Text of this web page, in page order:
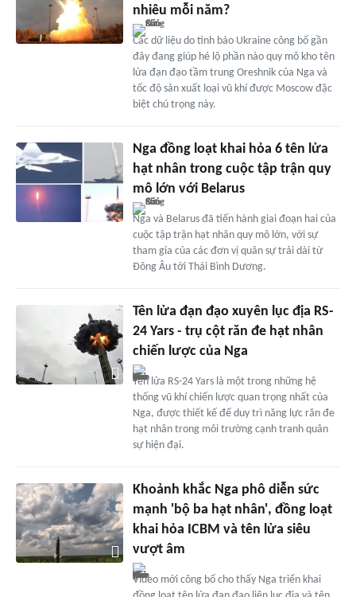
nhiêu mỗi năm?
Các dữ liệu do tình báo Ukraine công bố gần
đây đang giúp hé lộ phần nào quy mô kho tên
lửa đạn đạo tầm trung Oreshnik của Nga và
tốc độ sản xuất loại vũ khí được Moscow đặc
biệt chú trọng này.
Nga đồng loạt khai hỏa 6 tên lửa
hạt nhân trong cuộc tập trận quy
mô lớn với Belarus
Nga và Belarus đã tiến hành giai đoạn hai của
cuộc tập trận hạt nhân quy mô lớn, với sự
tham gia của các đơn vị quân sự trải dài từ
Đông Âu tới Thái Bình Dương.
Tên lửa đạn đạo xuyên lục địa RS-
24 Yars - trụ cột răn đe hạt nhân
chiến lược của Nga
Tên lửa RS-24 Yars là một trong những hệ
thống vũ khí chiến lược quan trọng nhất của
Nga, được thiết kế để duy trì năng lực răn đe
hạt nhân trong môi trường cạnh tranh quân
sự hiện đại.
Khoảnh khắc Nga phô diễn sức
mạnh 'bộ ba hạt nhân', đồng loạt
khai hỏa ICBM và tên lửa siêu
vượt âm
Video mới công bố cho thấy Nga triển khai